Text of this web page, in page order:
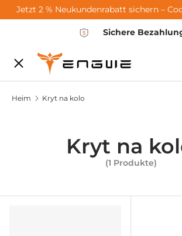
Zum Inhalt springen
Jetzt 2 % Neukundenrabatt sichern –
Sichere
Speisekarte
City-Sale
Heim Kryt na kolo
Kryt na
(1 Produkte)